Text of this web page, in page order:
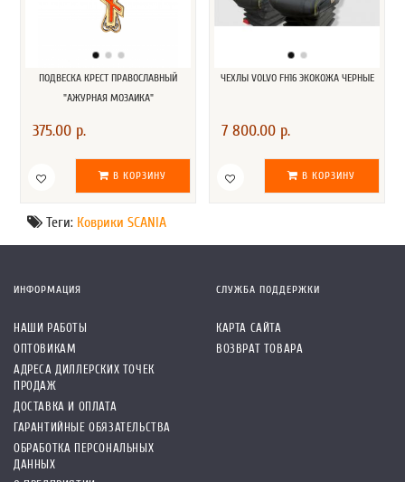
ПОДВЕСКА КРЕСТ ПРАВОСЛАВНЫЙ
"АЖУРНАЯ МОЗАИКА"
375.00 р.
В КОРЗИНУ
ЧЕХЛЫ VOLVO FH16 ЭКОКОЖА ЧЕРНЫЕ
7 800.00 р.
В КОРЗИНУ
Теги: Коврики SCANIA
ИНФОРМАЦИЯ
НАШИ РАБОТЫ
ОПТОВИКАМ
АДРЕСА ДИЛЛЕРСКИХ ТОЧЕК
ПРОДАЖ
ДОСТАВКА И ОПЛАТА
ГАРАНТИЙНЫЕ ОБЯЗАТЕЛЬСТВА
ОБРАБОТКА ПЕРСОНАЛЬНЫХ
ДАННЫХ
СЛУЖБА ПОДДЕРЖКИ
КАРТА САЙТА
ВОЗВРАТ ТОВАРА